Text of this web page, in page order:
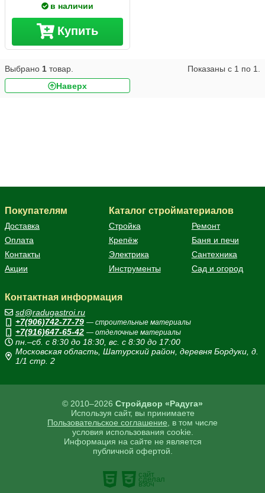
в наличии
Купить
Выбрано 1 товар. Показаны с 1 по 1.
Наверх
© 2010–2026 Стройдвор «Радуга»
Используя сайт, вы принимаете
Пользовательское соглашение , в том числе
условия использования cookie.
Информация на сайте не является
публичной офертой.
Покупателям
Доставка
Оплата
Контакты
Акции
Каталог стройматериалов
Стройка
Ремонт
Крепёж
Баня и печи
Электрика
Сантехника
Инструменты
Сад и огород
Контактная информация
sd@radugastroi.ru
+7(906)742-77-79 — строительные материалы
+7(916)647-65-42 — отделочные материалы
пн.–сб. с 8:30 до 18:30, вс. с 8:30 до 17:00
Московская область, Шатурский район, деревня Бордуки, д.
1/1 стр. 2